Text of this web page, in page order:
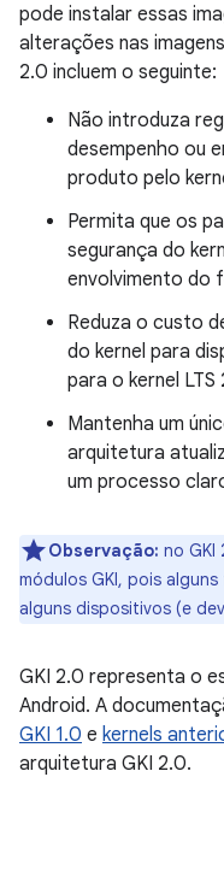
pode instalar essas
alterações nas
2.0 incluem o seguinte:
Não introduza
desempenho ou
produto pelo
Permita que os
segurança do
envolvimento do
Reduza o custo
do kernel para
para o kernel LTS
Mantenha um
arquitetura
um processo
Observação: no GKI
módulos GKI, pois
alguns dispositivos (e
GKI 2.0 representa o
Android. A
GKI 1.0 e kernels
arquitetura GKI 2.0.